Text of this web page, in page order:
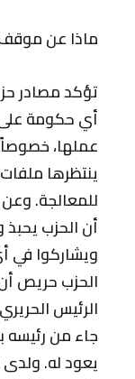
ماذا عن موقف
تؤكد مصادر
أي حكومة
عملها، خصوصاً
ينتظرها
للمعالجة. وعن
أن الحزب
ويشاركوا في
الحزب حريص
الرئيس
جاء من رئيسه
يعود له.